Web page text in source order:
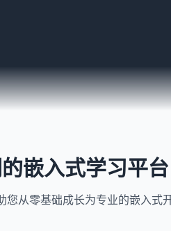
嵌入式学习平台
从零基础成长为专业的嵌入式